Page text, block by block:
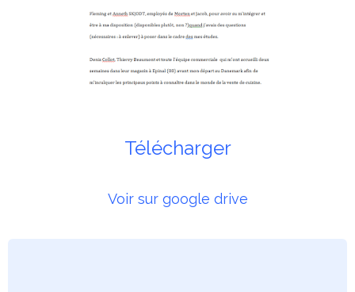
Télécharger
Voir sur google drive